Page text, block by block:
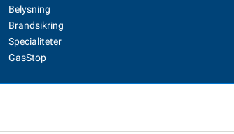
Belysning
Brandsikring
Specialiteter
GasStop